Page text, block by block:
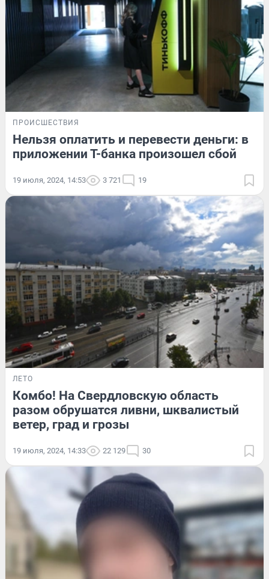
ПРОИСШЕСТВИЯ
Нельзя оплатить и перевести деньги: в
приложении Т-банка произошел сбой
19 июля, 2024, 14:53 3 721 19
ЛЕТО
Комбо! На Свердловскую область
разом обрушатся ливни, шквалистый
ветер, град и грозы
19 июля, 2024, 14:33 22 129 30